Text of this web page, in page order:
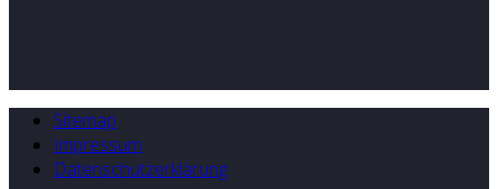
Sitemap
Impressum
Datenschutzerklärung